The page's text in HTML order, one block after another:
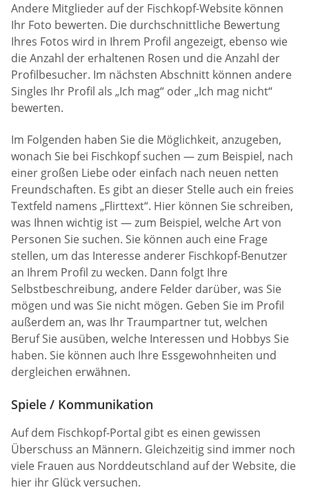
Andere Mitglieder auf der Fischkopf-Website können
Ihr Foto bewerten. Die durchschnittliche Bewertung
Ihres Fotos wird in Ihrem Profil angezeigt, ebenso wie
die Anzahl der erhaltenen Rosen und die Anzahl der
Profilbesucher. Im nächsten Abschnitt können andere
Singles Ihr Profil als „Ich mag“ oder „Ich mag nicht“
bewerten.
Im Folgenden haben Sie die Möglichkeit, anzugeben,
wonach Sie bei Fischkopf suchen — zum Beispiel, nach
einer großen Liebe oder einfach nach neuen netten
Freundschaften. Es gibt an dieser Stelle auch ein freies
Textfeld namens „Flirttext“. Hier können Sie schreiben,
was Ihnen wichtig ist — zum Beispiel, welche Art von
Personen Sie suchen. Sie können auch eine Frage
stellen, um das Interesse anderer Fischkopf-Benutzer
an Ihrem Profil zu wecken. Dann folgt Ihre
Selbstbeschreibung, andere Felder darüber, was Sie
mögen und was Sie nicht mögen. Geben Sie im Profil
außerdem an, was Ihr Traumpartner tut, welchen
Beruf Sie ausüben, welche Interessen und Hobbys Sie
haben. Sie können auch Ihre Essgewohnheiten und
dergleichen erwähnen.
Spiele / Kommunikation
Auf dem Fischkopf-Portal gibt es einen gewissen
Überschuss an Männern. Gleichzeitig sind immer noch
viele Frauen aus Norddeutschland auf der Website, die
hier ihr Glück versuchen.